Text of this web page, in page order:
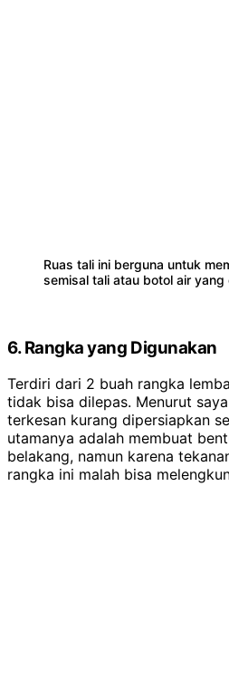
Ruas tali ini berguna untuk
semisal tali atau botol air
6. Rangka yang Digunakan
Terdiri dari 2 buah rangka
tidak bisa dilepas. Menurut
terkesan kurang dipersiapkan
utamanya adalah membuat
belakang, namun karena
rangka ini malah bisa